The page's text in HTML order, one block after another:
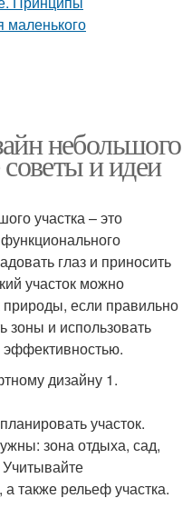
небольшого
и идеи
участка – это
глаз и приносить
участок можно
природы, если правильно
зоны и использовать
эффективностью.
дизайну 1.
участок.
зона отдыха, сад,
также рельеф участка.